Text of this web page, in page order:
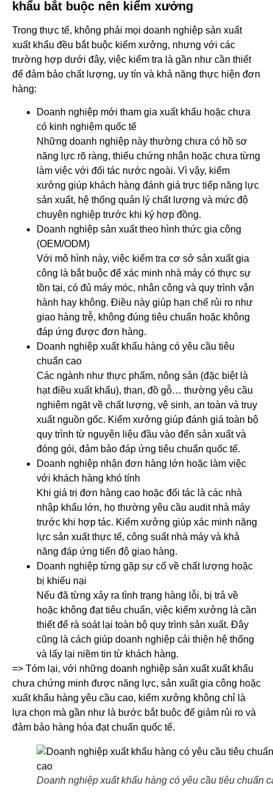
khẩu bắt buộc nên kiểm xưởng
Trong thực tế, không phải mọi doanh nghiệp sản xuất
xuất khẩu đều bắt buộc kiểm xưởng, nhưng với các
trường hợp dưới đây, việc kiểm tra là gần như cần thiết
để đảm bảo chất lượng, uy tín và khả năng thực hiện đơn
hàng:
Doanh nghiệp mới tham gia xuất khẩu hoặc chưa
có kinh nghiệm quốc tế
Những doanh nghiệp này thường chưa có hồ sơ
năng lực rõ ràng, thiếu chứng nhận hoặc chưa từng
làm việc với đối tác nước ngoài. Vì vậy, kiểm
xưởng giúp khách hàng đánh giá trực tiếp năng lực
sản xuất, hệ thống quản lý chất lượng và mức độ
chuyên nghiệp trước khi ký hợp đồng.
Doanh nghiệp sản xuất theo hình thức gia công
(OEM/ODM)
Với mô hình này, việc kiểm tra cơ sở sản xuất gia
công là bắt buộc để xác minh nhà máy có thực sự
tồn tại, có đủ máy móc, nhân công và quy trình vận
hành hay không. Điều này giúp hạn chế rủi ro như
giao hàng trễ, không đúng tiêu chuẩn hoặc không
đáp ứng được đơn hàng.
Doanh nghiệp xuất khẩu hàng có yêu cầu tiêu
chuẩn cao
Các ngành như thực phẩm, nông sản (đặc biệt là
hạt điều xuất khẩu), than, đồ gỗ… thường yêu cầu
nghiêm ngặt về chất lượng, vệ sinh, an toàn và truy
xuất nguồn gốc. Kiểm xưởng giúp đánh giá toàn bộ
quy trình từ nguyên liệu đầu vào đến sản xuất và
đóng gói, đảm bảo đáp ứng tiêu chuẩn quốc tế.
Doanh nghiệp nhận đơn hàng lớn hoặc làm việc
với khách hàng khó tính
Khi giá trị đơn hàng cao hoặc đối tác là các nhà
nhập khẩu lớn, họ thường yêu cầu audit nhà máy
trước khi hợp tác. Kiểm xưởng giúp xác minh năng
lực sản xuất thực tế, công suất nhà máy và khả
năng đáp ứng tiến độ giao hàng.
Doanh nghiệp từng gặp sự cố về chất lượng hoặc
bị khiếu nại
Nếu đã từng xảy ra tình trạng hàng lỗi, bị trả về
hoặc không đạt tiêu chuẩn, việc kiểm xưởng là cần
thiết để rà soát lại toàn bộ quy trình sản xuất. Đây
cũng là cách giúp doanh nghiệp cải thiện hệ thống
và lấy lại niềm tin từ khách hàng.
=> Tóm lại, với những doanh nghiệp sản xuất xuất khẩu
chưa chứng minh được năng lực, sản xuất gia công hoặc
xuất khẩu hàng yêu cầu cao, kiểm xưởng không chỉ là
lựa chọn mà gần như là bước bắt buộc để giảm rủi ro và
đảm bảo hàng hóa đạt chuẩn quốc tế.
Doanh nghiệp xuất khẩu hàng có yêu cầu tiêu chuẩn